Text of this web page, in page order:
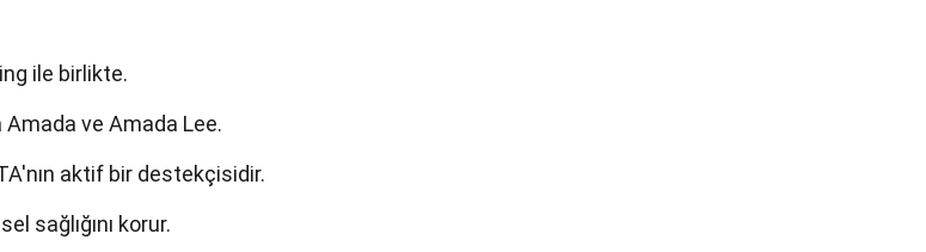
ile birlikte.
Amada ve Amada Lee.
aktif bir destekçisidir.
sağlığını korur.